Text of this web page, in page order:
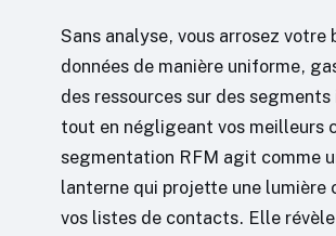
Sans analyse, vous arrosez votre
données de manière uniforme,
des ressources sur des
tout en négligeant vos meilleurs
segmentation RFM agit comme
lanterne qui projette une lumière
vos listes de contacts. Elle